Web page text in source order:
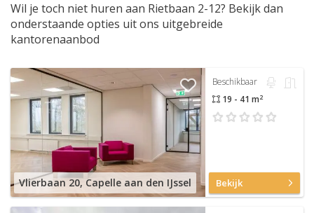
Wil je toch niet huren aan Rietbaan 2-12? Bekijk dan
onderstaande opties uit ons uitgebreide
kantorenaanbod
Vlierbaan 20, Capelle aan den IJssel
Beschikbaar
19 - 41 m2
Bekijk